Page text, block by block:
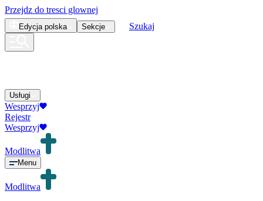
Przejdz do tresci glownej
Edycja polska Sekcje Szukaj
Usługi
Wesprzyj
Rejestr
Wesprzyj
Modlitwa
Menu
Modlitwa